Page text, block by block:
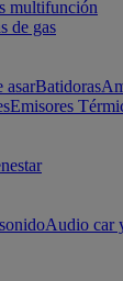
multifunción
de gas
asarBatidoras
Emisores
Audio car